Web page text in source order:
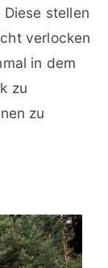
stellen
verlocken
in dem
zu
zu